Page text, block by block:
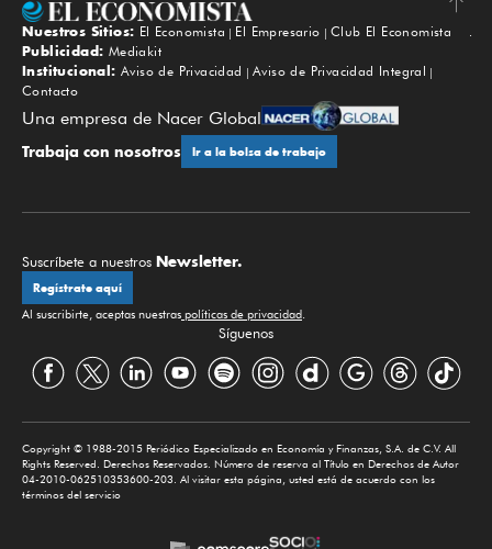
Subir
Nuestros Sitios: El Economista El Empresario
Club El Economista
Publicidad: Mediakit
Institucional: Aviso de Privacidad
Aviso de Privacidad Integral
Contacto
Una empresa de Nacer Global
Trabaja con nosotros Ir a la bolsa de trabajo
Suscríbete a nuestros Newsletter.
Regístrate aquí
Al suscribirte, aceptas nuestras políticas de privacidad.
Síguenos
Copyright © 1988-2015 Periódico Especializado en Economía y Finanzas, S.A. de C.V. All
Rights Reserved. Derechos Reservados. Número de reserva al Título en Derechos de Autor
04-2010-062510353600-203. Al visitar esta página, usted está de acuerdo con los
términos del servicio